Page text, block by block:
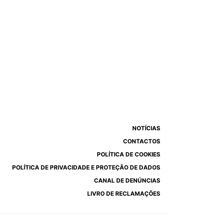
NOTÍCIAS
CONTACTOS
POLÍTICA DE COOKIES
POLÍTICA DE PRIVACIDADE E PROTEÇÃO DE DADOS
CANAL DE DENÚNCIAS
LIVRO DE RECLAMAÇÕES